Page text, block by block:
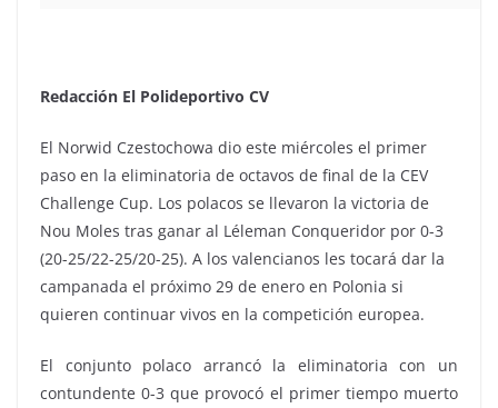
Redacción El Polideportivo CV
El Norwid Czestochowa dio este miércoles el primer
paso en la eliminatoria de octavos de final de la CEV
Challenge Cup. Los polacos se llevaron la victoria de
Nou Moles tras ganar al Léleman Conqueridor por 0-3
(20-25/22-25/20-25). A los valencianos les tocará dar la
campanada el próximo 29 de enero en Polonia si
quieren continuar vivos en la competición europea.
El conjunto polaco arrancó la eliminatoria con un
contundente 0-3 que provocó el primer tiempo muerto